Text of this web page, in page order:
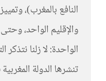
النافع بالمغرب)،
والإقليم الواحد،
الواحدة: لا زلنا
تنشرها الدولة